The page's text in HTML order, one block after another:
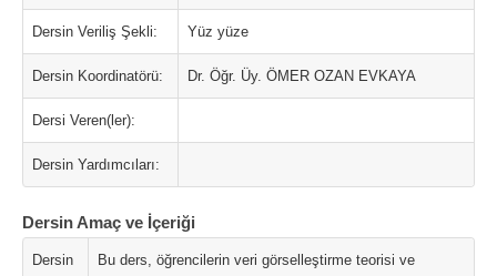
Dersin Veriliş Şekli: Yüz yüze
Dersin Koordinatörü: Dr. Öğr. Üy. ÖMER OZAN EVKAYA
Dersi Veren(ler):
Dersin Yardımcıları:
Dersin Amaç ve İçeriği
Dersin
Bu ders, öğrencilerin veri görselleştirme teorisi ve